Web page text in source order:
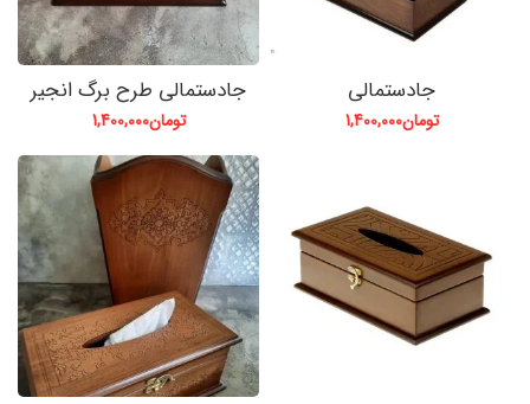
جادستمالی
تومان1,400,000
جادستمالی طرح برگ انجیر
تومان1,400,000